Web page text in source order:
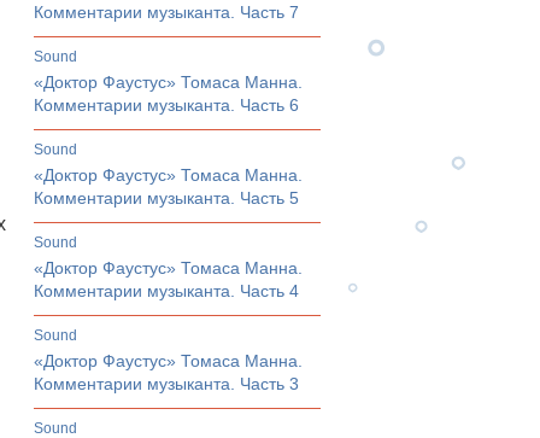
Комментарии музыканта. Часть 7
sound
«Доктор Фаустус» Томаса Манна.
Комментарии музыканта. Часть 6
sound
«Доктор Фаустус» Томаса Манна.
Комментарии музыканта. Часть 5
sound
«Доктор Фаустус» Томаса Манна.
Комментарии музыканта. Часть 4
sound
«Доктор Фаустус» Томаса Манна.
Комментарии музыканта. Часть 3
sound